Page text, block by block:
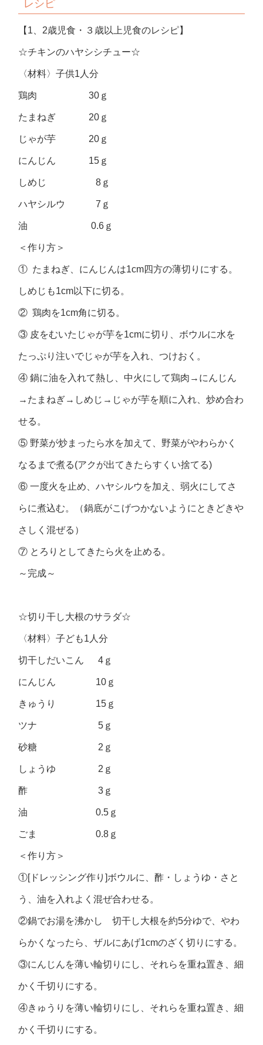
レシピ
【1、2歳児食・３歳以上児食のレシピ】
☆チキンのハヤシシチュー☆
〈材料〉子供1人分
鶏肉 30ｇ
たまねぎ 20ｇ
じゃが芋 20ｇ
にんじん 15ｇ
しめじ 8ｇ
ハヤシルウ 7ｇ
油 0.6ｇ
＜作り方＞
① たまねぎ、にんじんは1cm四方の薄切りにする。
しめじも1cm以下に切る。
② 鶏肉を1cm角に切る。
③ 皮をむいたじゃが芋を1cmに切り、ボウルに水を
たっぷり注いでじゃが芋を入れ、つけおく。
④ 鍋に油を入れて熱し、中火にして鶏肉→にんじん
→たまねぎ→しめじ→じゃが芋を順に入れ、炒め合わ
せる。
⑤ 野菜が炒まったら水を加えて、野菜がやわらかく
なるまで煮る(アクが出てきたらすくい捨てる)
⑥ 一度火を止め、ハヤシルウを加え、弱火にしてさ
らに煮込む。（鍋底がこげつかないようにときどきや
さしく混ぜる）
⑦ とろりとしてきたら火を止める。
～完成～
☆切り干し大根のサラダ☆
〈材料〉子ども1人分
切干しだいこん 4ｇ
にんじん 10ｇ
きゅうり 15ｇ
ツナ 5ｇ
砂糖 2ｇ
しょうゆ 2ｇ
酢 3ｇ
油 0.5ｇ
ごま 0.8ｇ
＜作り方＞
①[ドレッシング作り]ボウルに、酢・しょうゆ・さと
う、油を入れよく混ぜ合わせる。
②鍋でお湯を沸かし 切干し大根を約5分ゆで、やわ
らかくなったら、ザルにあげ1cmのざく切りにする。
③にんじんを薄い輪切りにし、それらを重ね置き、細
かく千切りにする。
④きゅうりを薄い輪切りにし、それらを重ね置き、細
かく千切りにする。